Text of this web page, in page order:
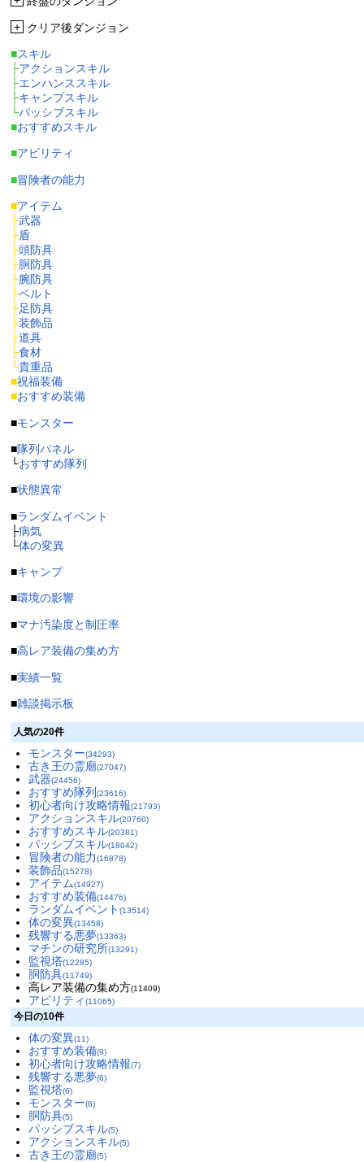
+ クリア後ダンジョン
■スキル
├アクションスキル
├エンハンススキル
├キャンプスキル
└パッシブスキル
■おすすめスキル
■アビリティ
■冒険者の能力
■アイテム
├武器
├盾
├頭防具
├胴防具
├腕防具
├ベルト
├足防具
├装飾品
├道具
├食材
└貴重品
■祝福装備
■おすすめ装備
■モンスター
■隊列パネル
└おすすめ隊列
■状態異常
■ランダムイベント
├病気
└体の変異
■キャンプ
■環境の影響
■マナ汚染度と制圧率
■高レア装備の集め方
■実績一覧
■雑談掲示板
人気の20件
モンスター(34293)
古き王の霊廟(27047)
武器(24456)
おすすめ隊列(23616)
初心者向け攻略情報(21793)
アクションスキル(20760)
おすすめスキル(20381)
パッシブスキル(18042)
冒険者の能力(16878)
装飾品(15278)
アイテム(14927)
おすすめ装備(14476)
ランダムイベント (13514)
体の変異(13458)
残響する悪夢(13363)
マチンの研究所(13291)
監視塔(12285)
胴防具(11749)
高レア装備の集め方(11409)
アビリティ (11065)
今日の10件
体の変異(11)
おすすめ装備(9)
初心者向け攻略情報(7)
残響する悪夢(6)
監視塔(6)
モンスター(6)
胴防具(5)
パッシブスキル(5)
アクションスキル(5)
古き王の霊廟(5)